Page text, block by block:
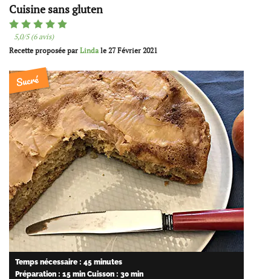
Cuisine sans gluten
5,0/5 (6 avis)
Recette proposée par Linda le 27 Février 2021
Sucré
Temps nécessaire : 45 minutes
Préparation : 15 min Cuisson : 30 min